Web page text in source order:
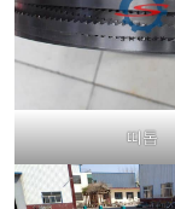
띠톱